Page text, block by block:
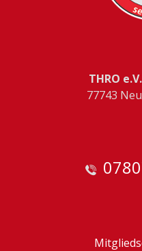
THRO e.V.
77743